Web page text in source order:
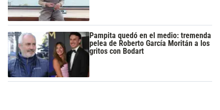
Pampita quedó en el medio: tremenda
pelea de Roberto García Moritán a los
gritos con Bodart